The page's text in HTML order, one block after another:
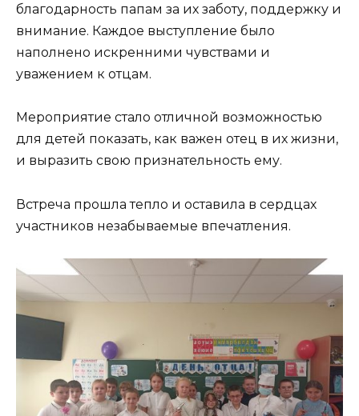
благодарность папам за их заботу, поддержку и
внимание. Каждое выступление было
наполнено искренними чувствами и
уважением к отцам.
Мероприятие стало отличной возможностью
для детей показать, как важен отец в их жизни,
и выразить свою признательность ему.
Встреча прошла тепло и оставила в сердцах
участников незабываемые впечатления.